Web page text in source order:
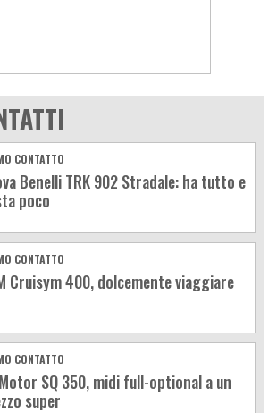
CONTATTO
Benelli TRK 902 Stradale: ha tutto e
poco
CONTATTO
Cruisym 400, dolcemente viaggiare
CONTATTO
SQ 350, midi full-optional a un
super